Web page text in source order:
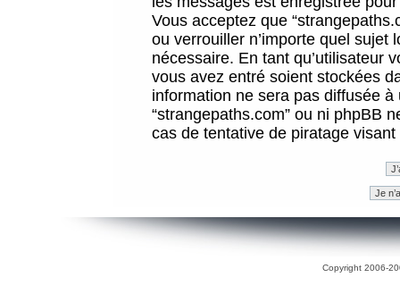
Vous acceptez que
ou verrouiller n’importe quel sujet
nécessaire. En tant qu’utilisateur
vous avez entré soient stockées
information ne sera pas diffusée
“strangepaths.com” ou ni phpBB
cas de tentative de piratage
Copyright 2006-